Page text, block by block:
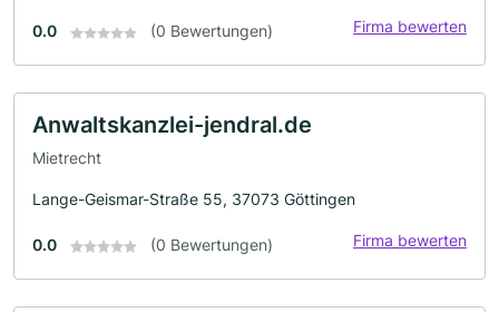
0.0 (0 Bewertungen) Firma bewerten
Anwaltskanzlei-jendral.de
Mietrecht
Lange-Geismar-Straße 55, 37073 Göttingen
0.0 (0 Bewertungen) Firma bewerten